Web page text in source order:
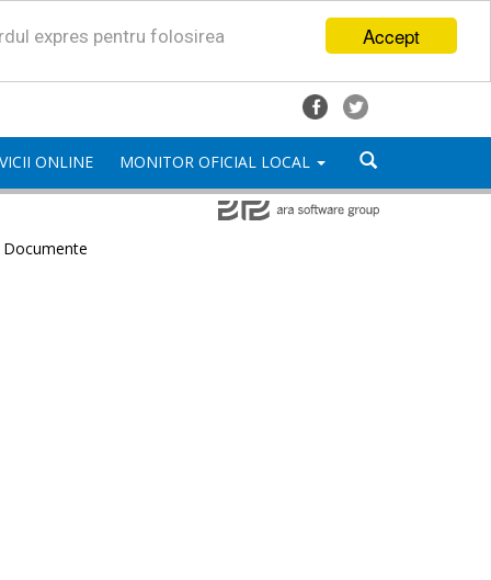
Accept
expres pentru folosirea
ONLINE MONITOR OFICIAL LOCAL